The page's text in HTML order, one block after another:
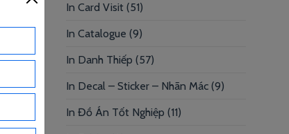
In Card Visit (51)
In Catalogue (9)
In Danh Thiếp (57)
In Decal – Sticker – Nhãn Mác (9)
In Đồ Án Tốt Nghiệp (11)